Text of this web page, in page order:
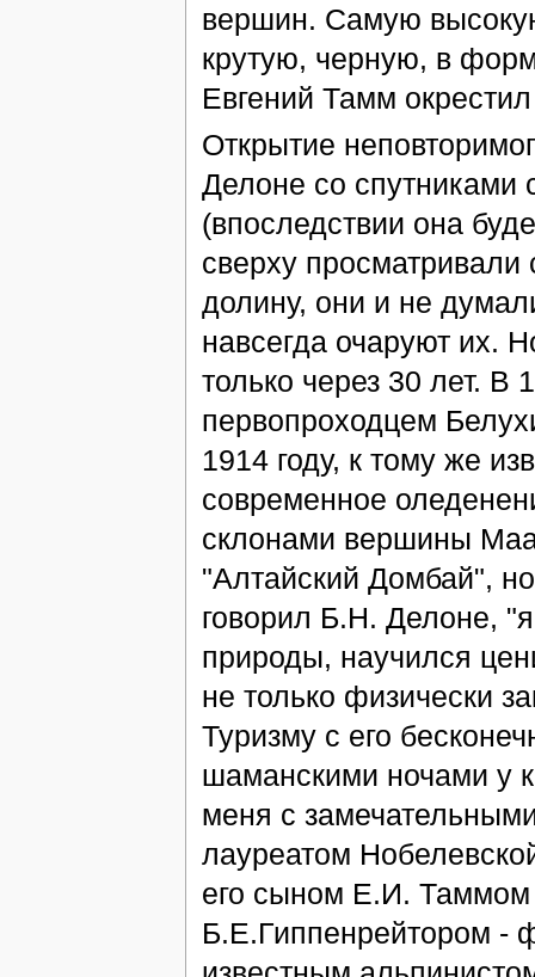
вершин. Самую
крутую, черную, в
Евгений Тамм
Открытие
Делоне со спутниками
(впоследствии она
сверху
долину, они и не
навсегда очаруют их.
только через 30 лет.
первопроходцем
1914 году, к тому же
современное
склонами вершины
"Алтайский Домбай",
говорил Б.Н. Делоне,
природы, научился
не только физически
Туризму с его
шаманскими ночами у
меня с
лауреатом
его сыном Е.И. Таммом
Б.Е.Гиппенрейтором -